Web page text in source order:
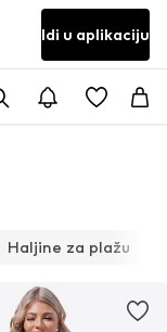
Idi u aplikaciju
Haljine za plažu